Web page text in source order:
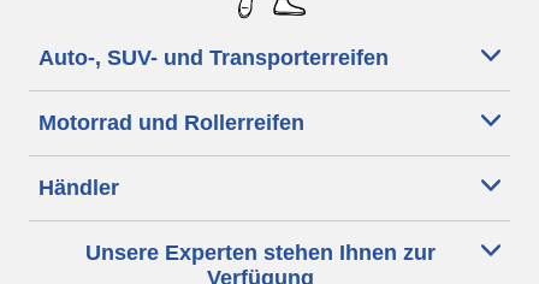
Auto-, SUV- und Transporterreifen
Motorrad und Rollerreifen
Händler
Unsere Experten stehen Ihnen zur
Verfügung